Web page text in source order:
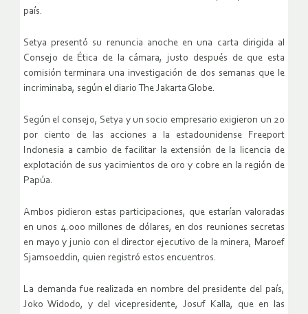
país.
Setya presentó su renuncia anoche en una carta dirigida al
Consejo de Ética de la cámara, justo después de que esta
comisión terminara una investigación de dos semanas que le
incriminaba, según el diario The Jakarta Globe.
Según el consejo, Setya y un socio empresario exigieron un 20
por ciento de las acciones a la estadounidense Freeport
Indonesia a cambio de facilitar la extensión de la licencia de
explotación de sus yacimientos de oro y cobre en la región de
Papúa.
Ambos pidieron estas participaciones, que estarían valoradas
en unos 4.000 millones de dólares, en dos reuniones secretas
en mayo y junio con el director ejecutivo de la minera, Maroef
Sjamsoeddin, quien registró estos encuentros.
La demanda fue realizada en nombre del presidente del país,
Joko Widodo, y del vicepresidente, Josuf Kalla, que en las